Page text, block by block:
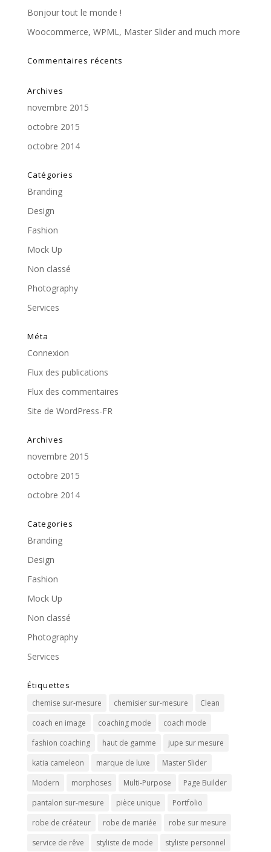
Bonjour tout le monde !
Woocommerce, WPML, Master Slider and much more
Commentaires récents
Archives
novembre 2015
octobre 2015
octobre 2014
Catégories
Branding
Design
Fashion
Mock Up
Non classé
Photography
Services
Méta
Connexion
Flux des publications
Flux des commentaires
Site de WordPress-FR
Archives
novembre 2015
octobre 2015
octobre 2014
Categories
Branding
Design
Fashion
Mock Up
Non classé
Photography
Services
Étiquettes
chemise sur-mesure chemisier sur-mesure
Clean
coach en image
coaching mode
coach mode
fashion coaching
haut de gamme
jupe sur mesure
katia cameleon
marque de luxe
Master Slider
Modern
morphoses Multi-Purpose
Page Builder
pantalon sur-mesure
pièce unique
Portfolio
robe de créateur
robe de mariée
robe sur mesure
service de rêve
styliste de mode
styliste personnel